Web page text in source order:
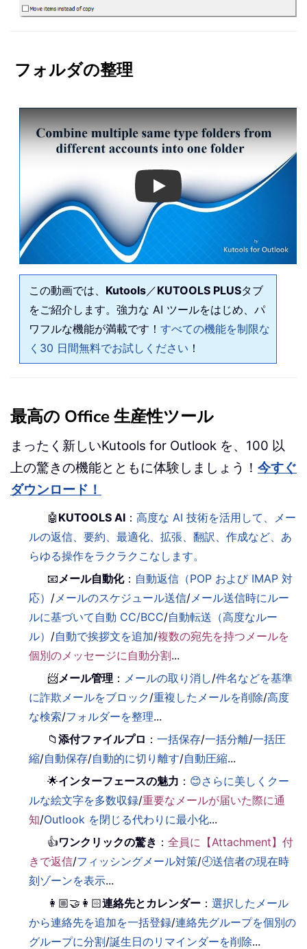
フォルダの整理
Play
この動画では、 Kutools ／KUTOOLS PLUSタブ
をご紹介します。強力な AI ツールをはじめ、パ
ワフルな機能が満載です！ すべての機能を制限な
く30 日間無料でお試しください ！
最高の Office 生産性ツール
まったく新しいKutools for Outlook を、100 以
上の驚きの機能とともに体験しましょう！ 今すぐ
ダウンロード！
🤖 KUTOOLS AI ：高度な AI 技術を活用して、メー
ルの返信、要約、最適化、拡張、翻訳、作成など、あ
らゆる操作をラクラクこなします。
📧 メール自動化： 自動返信（POP および IMAP 対
応） / メールのスケジュール送信/ メール送信時にルー
ルに基づいて自動 CC/BCC/自動転送（高度なルー
ル） /自動で挨拶文を追加/複数の宛先を持つメールを
個別のメッセージに自動分割...
📨メール管理 ： メールの取り消し/件名などを基準
に詐欺メールをブロック/重複したメールを削除/高度
な検索/フォルダーを整理...
📁添付ファイルプロ ：一括保存/一括分離/一括圧
縮/自動保存/自動的に切り離す/自動圧縮...
🌟インターフェースの魅力 ： 😊さらに美しくクー
ルな絵文字を多数収録/重要なメールが届いた際に通
知/Outlook を閉じる代わりに最小化...
👍ワンクリックの驚き ：全員に【Attachment】付
きで返信/フィッシングメール対策/🕘送信者の現在時
刻ゾーンを表示...
👩🏼‍🤝‍👩🏻連絡先とカレンダー ：選択したメール
から連絡先を追加を一括登録/連絡先グループを個別の
グループに分割/誕生日のリマインダーを削除...